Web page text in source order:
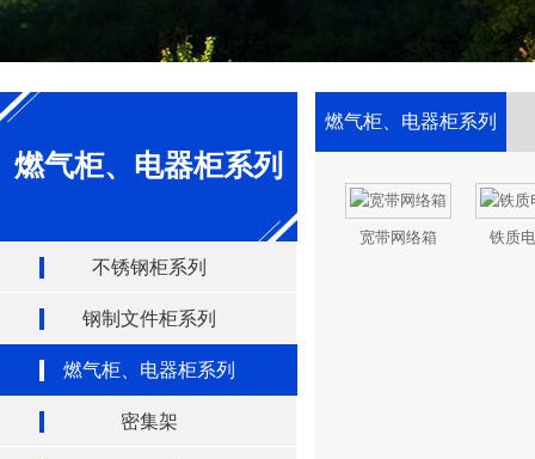
燃气柜、电器柜系列
不锈钢柜系列
钢制文件柜系列
燃气柜、电器柜系列
密集架
燃气柜、电器柜系列
宽带网络箱 铁质